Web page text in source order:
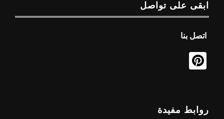
ابقى على تواصل
اتصل بنا
روابط مفيدة